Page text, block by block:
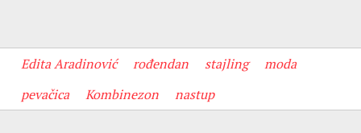
Edita Aradinović rođendan stajling
moda
pevačica
Kombinezon nastup